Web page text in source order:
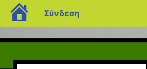
blogs.sch.gr
Σύνδεση